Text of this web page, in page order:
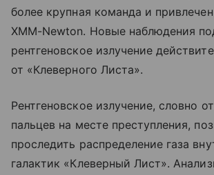
более крупная команда и
XMM-Newton. Новые наблюдения
рентгеновское излучение
от «Клеверного Листа».
Рентгеновское излучение, словно
пальцев на месте преступления,
проследить распределение газа
галактик «Клеверный Лист».